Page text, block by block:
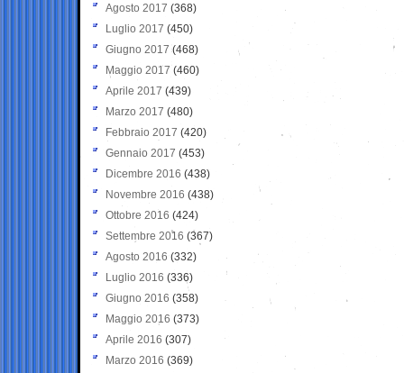
Agosto 2017 (368)
Luglio 2017 (450)
Giugno 2017 (468)
Maggio 2017 (460)
Aprile 2017 (439)
Marzo 2017 (480)
Febbraio 2017 (420)
Gennaio 2017 (453)
Dicembre 2016 (438)
Novembre 2016 (438)
Ottobre 2016 (424)
Settembre 2016 (367)
Agosto 2016 (332)
Luglio 2016 (336)
Giugno 2016 (358)
Maggio 2016 (373)
Aprile 2016 (307)
Marzo 2016 (369)